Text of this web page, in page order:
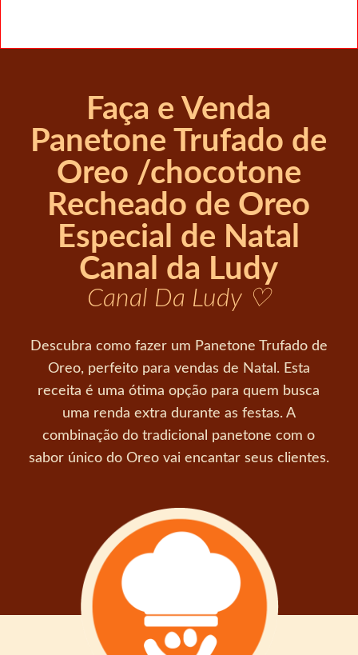
Faça e Venda
Panetone Trufado de
Oreo /chocotone
Recheado de Oreo
Especial de Natal
Canal da Ludy
Canal Da Ludy ♡
Descubra como fazer um Panetone Trufado de
Oreo, perfeito para vendas de Natal. Esta
receita é uma ótima opção para quem busca
uma renda extra durante as festas. A
combinação do tradicional panetone com o
sabor único do Oreo vai encantar seus clientes.